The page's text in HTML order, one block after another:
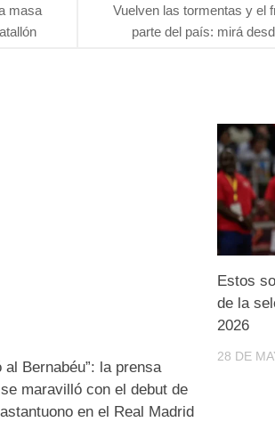
Vuelven las tormentas y el
parte del país: mirá
masa
al Bernabéu”: la prensa
maravilló con el debut de
en el Real Madrid
Estos
de la
2026
28 DE